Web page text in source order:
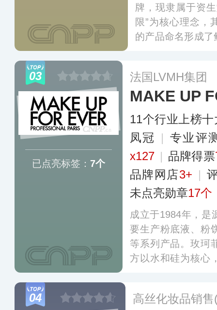
牌，现隶属于资
限”为核心理念，
的产品命名形成
喜爱。 更多
03
已点亮标签： 7个
法国LVMH集团
MAKE UP
11个行业上榜
凤冠 | 专业​评
x127 | 品牌得票
品牌网店3+ |
未点亮勋章17个
成立于1984年，是
要生产粉底液、粉
等系列产品。玫珂
方以水和硅为核心
至油性肌肤使用。
04 高丝化妆品销